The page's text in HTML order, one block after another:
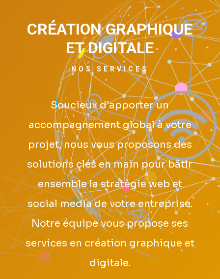
CRÉATION GRAPHIQUE
ET DIGITALE
NOS SERVICES
Soucieux d’apporter un
accompagnement global à votre
projet, nous vous proposons des
solutions clés en main pour bâtir
ensemble la stratégie web et
social media de votre entreprise.
Notre équipe vous propose ses
services en création graphique et
digitale.